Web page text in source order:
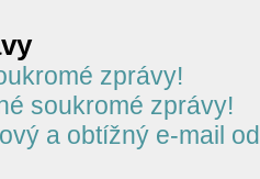
zprávy!
soukromé zprávy!
a obtížný e-mail